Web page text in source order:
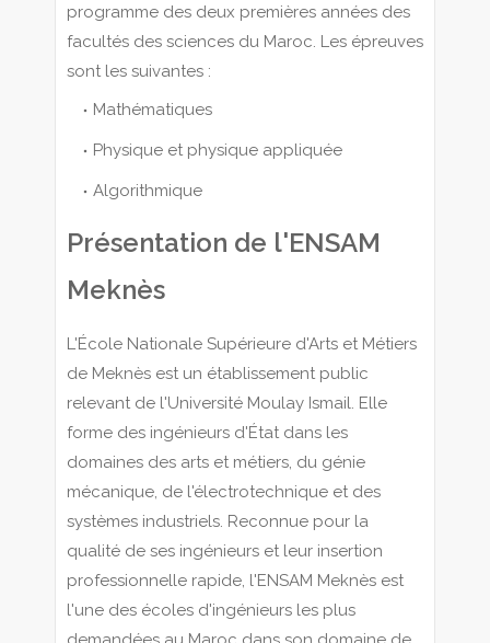
programme des deux premières années des
facultés des sciences du Maroc. Les épreuves
sont les suivantes :
Mathématiques
Physique et physique appliquée
Algorithmique
Présentation de l'ENSAM
Meknès
L'École Nationale Supérieure d'Arts et Métiers
de Meknès est un établissement public
relevant de l'Université Moulay Ismail. Elle
forme des ingénieurs d'État dans les
domaines des arts et métiers, du génie
mécanique, de l'électrotechnique et des
systèmes industriels. Reconnue pour la
qualité de ses ingénieurs et leur insertion
professionnelle rapide, l'ENSAM Meknès est
l'une des écoles d'ingénieurs les plus